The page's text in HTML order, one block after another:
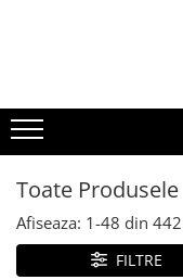
Anvelope
Anvelope Reconstruite
Anvelope Second-Hand
Anvelope SH iarna
Anvelope SH vara
Capace Jante
Toate Produsele
Afiseaza: 1-48 din 442
FILTRE